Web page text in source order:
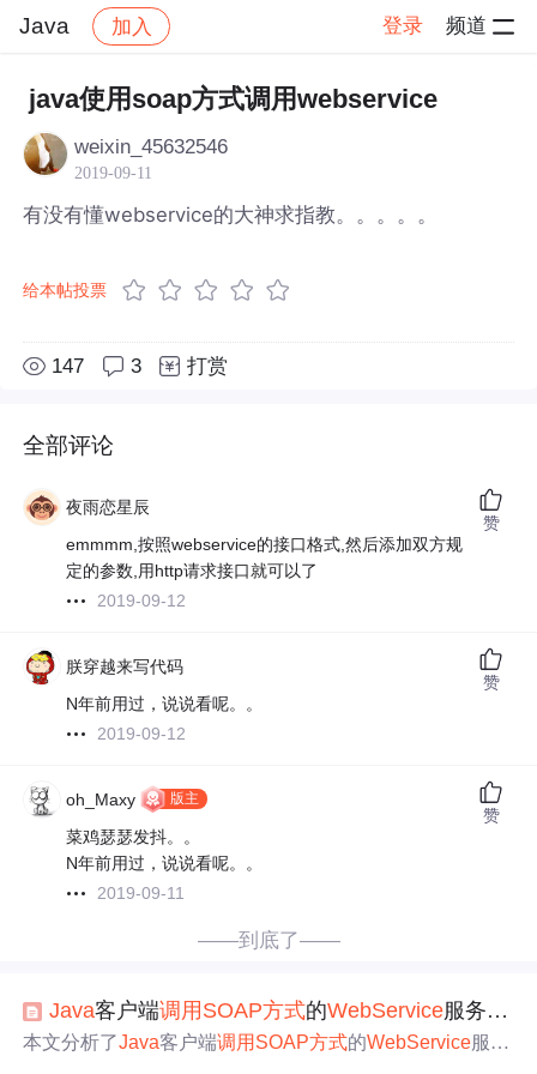
Java 加入 登录 频道
社区 Java 帖子详情
java使用soap方式调用webservice
weixin_45632546
2019-09-11
有没有懂webservice的大神求指教。。。。。
给本帖投票
147 3 打赏
全部评论
夜雨恋星辰
emmmm,按照webservice的接口格式,然后添加双方规
定的参数,用http请求接口就可以了
2019-09-12
赞
朕穿越来写代码
N年前用过，说说看呢。。
2019-09-12
赞
oh_Maxy 版主
菜鸡瑟瑟发抖。。
N年前用过，说说看呢。。
2019-09-11
赞
——到底了——
Java客户端调用 SOAP方式的WebService服务实现
本文分析了Java客户端调用 SOAP方式的WebService服务